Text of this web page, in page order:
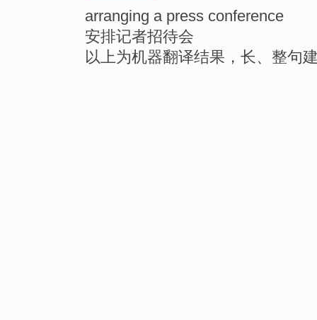
arranging a press conference
安排记者招待会
以上为机器翻译结果，长、整句